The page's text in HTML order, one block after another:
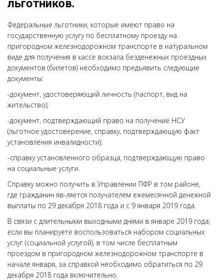
льготников.
Федеральные льготники, которые имеют право на
государственную услугу по бесплатному проезду на
пригородном железнодорожном транспорте в натуральном
виде для получения в кассе вокзала безденежных проездных
документов (билетов) необходимо предъявить следующие
документы:
-документ, удостоверяющий личность (паспорт, вид на
жительство);
-документ, подтверждающий право на получение НСУ
(льготное удостоверение, справку, подтверждающую факт
установления инвалидности);
-справку установленного образца, подтверждающую право
на социальные услуги.
Справку можно получить в Управлении ПФР в том районе,
где гражданин яв-ляется получателем ежемесячной денежной
выплаты по 29 декабря 2018 года и с 9 января 2019 года.
В связи с длительными выходными днями в январе 2019 года,
если вы планируете воспользоваться набором социальных
услуг (социальной услугой), в том числе бесплатным
проездом в пригородном железнодорожном транспорте в
начале января, за справкой необходимо обратиться по 29
декабря 2018 года включительно.